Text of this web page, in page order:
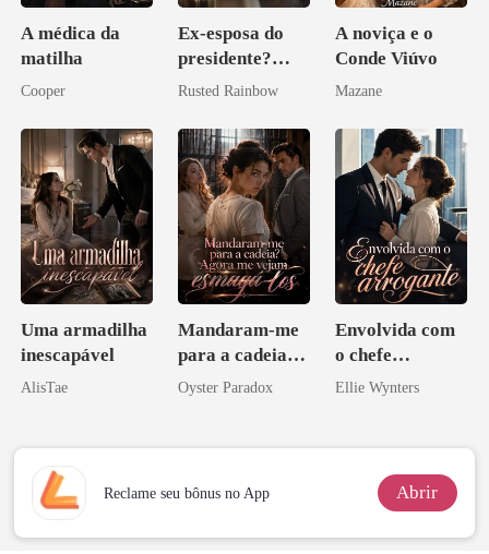
A médica da
matilha
Cooper
Ex-esposa do
presidente?
Preciosa
família
mafiosa!
Rusted Rainbow
A noviça e o
Conde Viúvo
Mazane
Uma armadilha
inescapável
AlisTae
Mandaram-me
para a cadeia?
Agora me
Oyster Paradox
Envolvida com
o chefe
arrogante
Ellie Wynters
Reclame seu bônus no App Abrir